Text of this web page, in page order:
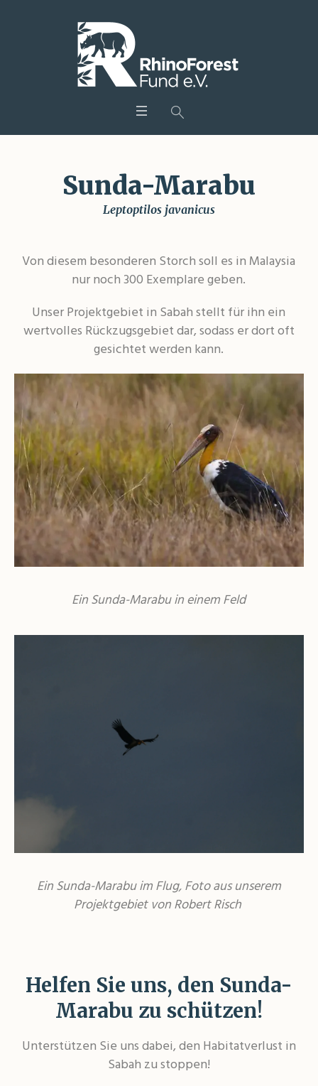
Sunda-Marabu
Leptoptilos javanicus
Von diesem besonderen Storch soll es in Malaysia
nur noch 300 Exemplare geben.
Unser Projektgebiet in Sabah stellt für ihn ein
wertvolles Rückzugsgebiet dar, sodass er dort oft
gesichtet werden kann.
Ein Sunda-Marabu in einem Feld
Ein Sunda-Marabu im Flug, Foto aus unserem
Projektgebiet von Robert Risch
Helfen Sie uns, den Sunda-
Marabu zu schützen!
Unterstützen Sie uns dabei, den Habitatverlust in
Sabah zu stoppen!